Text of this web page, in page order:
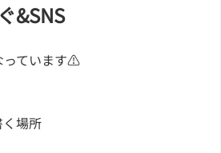
&SNS
っています⚠
場所